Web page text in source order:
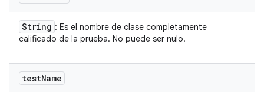
String : Es el nombre de clase completamente
calificado de la prueba. No puede ser nulo.
testName